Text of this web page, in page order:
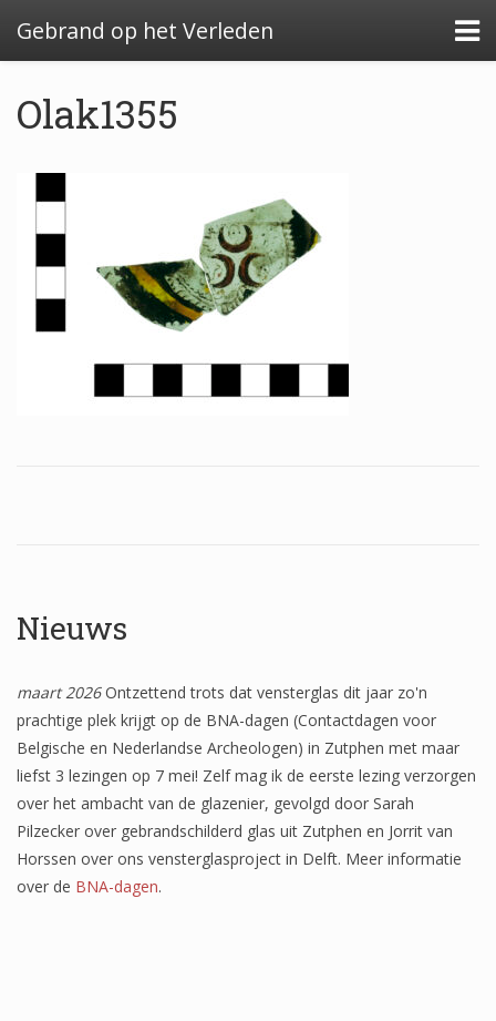
Gebrand op het Verleden
Algemeen: de glazenier
Uitwerking: Zutphen-Dieserstraat, 1583-1600
Uitwerking: Oldenzaal-Boterstraat, 1650-1700
Quickscan: Groenlo-Nieuwstad, 1650-1800
Quickscan: Groenlo-Notenboomstraat, 1700-
Geometrische patronen
Bloemmotieven
Boordglazen
Omlijsting
Nieuws
maart 2026Ontzettend trots dat vensterglas dit jaar zo'n
prachtige plek krijgt op de BNA-dagen (Contactdagen voor
Belgische en Nederlandse Archeologen) in Zutphen met maar
liefst 3 lezingen op 7 mei! Zelf mag ik de eerste lezing verzorgen
over het ambacht van de glazenier, gevolgd door Sarah
Pilzecker over gebrandschilderd glas uit Zutphen en Jorrit van
Horssen over ons vensterglasproject in Delft. Meer informatie
over de BNA-dagen.
Olak1355